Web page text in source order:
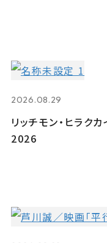
2026.08.29
リッチモン・ヒラク
2026